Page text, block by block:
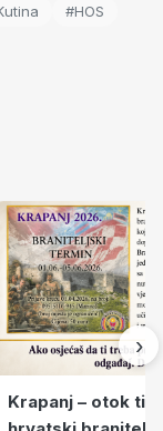
#HOS
Krapanj – otok
›